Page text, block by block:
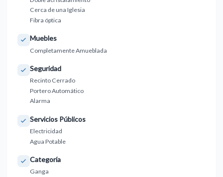
Cerca de una Iglesia
Fibra óptica
Muebles
Completamente Amueblada
Seguridad
Recinto Cerrado
Portero Automático
Alarma
Servicios Públicos
Electricidad
Agua Potable
Categoría
Ganga